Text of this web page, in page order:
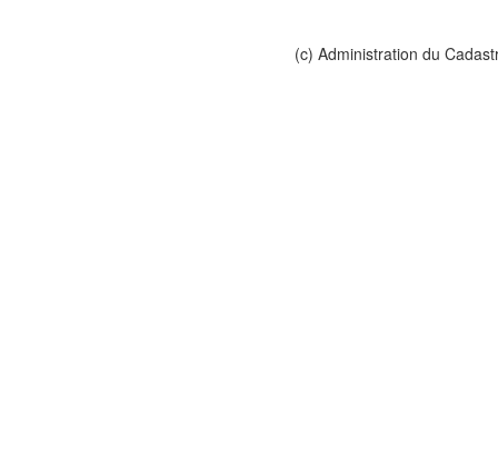
(c) Administration du